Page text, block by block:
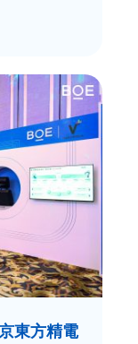
東方精電